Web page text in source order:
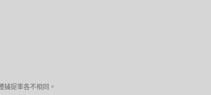
捕捉率各不相同。